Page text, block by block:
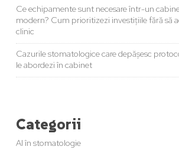
Ce echipamente sunt necesare într-un
modern? Cum prioritizezi investițiile fără să
clinic
Cazurile stomatologice care depășesc
le abordezi în cabinet
Categorii
AI în stomatologie